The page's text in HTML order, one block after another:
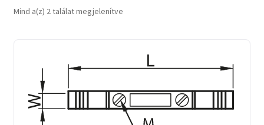
Mind a(z) 2 találat megjelenítveSorted